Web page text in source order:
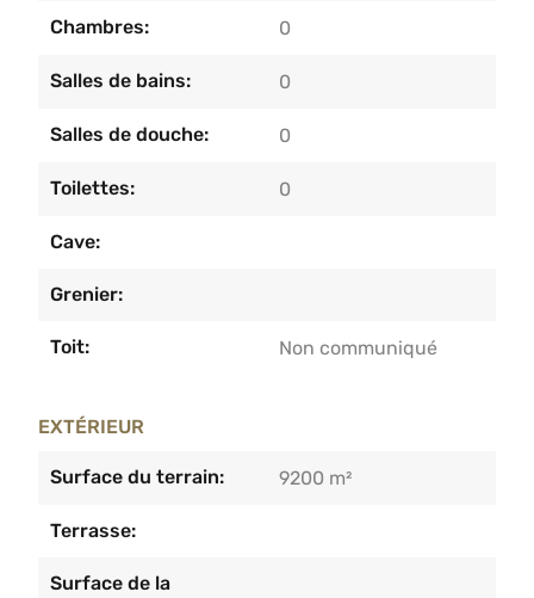
Chambres: 0
Salles de bains: 0
Salles de douche: 0
Toilettes: 0
Cave:
Grenier:
Toit: Non communiqué
EXTÉRIEUR
Surface du terrain: 9200 m²
Terrasse:
Surface de la